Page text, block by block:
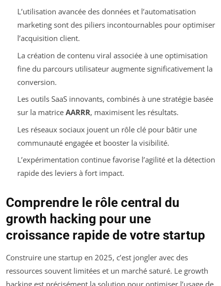
L’utilisation avancée des données et l’automatisation
marketing sont des piliers incontournables pour optimiser
l’acquisition client.
La création de contenu viral associée à une optimisation
fine du parcours utilisateur augmente significativement la
conversion.
Les outils SaaS innovants, combinés à une stratégie basée
sur la matrice AARRR, maximisent les résultats.
Les réseaux sociaux jouent un rôle clé pour bâtir une
communauté engagée et booster la visibilité.
L’expérimentation continue favorise l’agilité et la détection
rapide des leviers à fort impact.
Comprendre le rôle central du
growth hacking pour une
croissance rapide de votre startup
Construire une startup en 2025, c’est jongler avec des
ressources souvent limitées et un marché saturé. Le growth